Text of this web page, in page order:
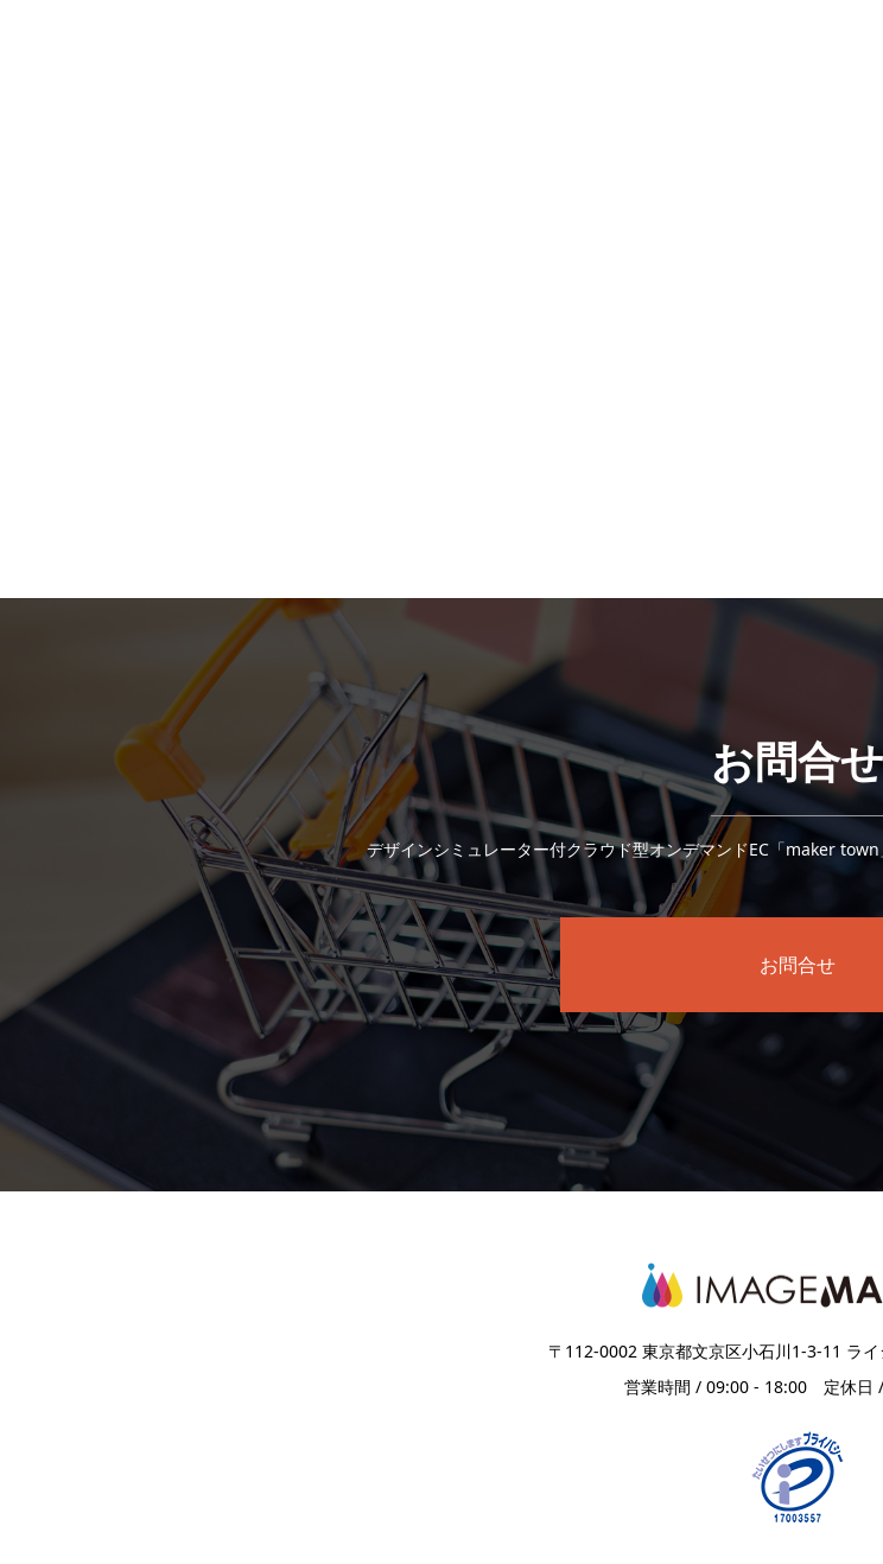
お問合せ
デザインシミュレーター付クラウド型オンデマンドEC「maker town
お問合せ
〒112-0002 東京都文京区小石川1-3-11 ラ
営業時間 / 09:00 - 18:00 定休日